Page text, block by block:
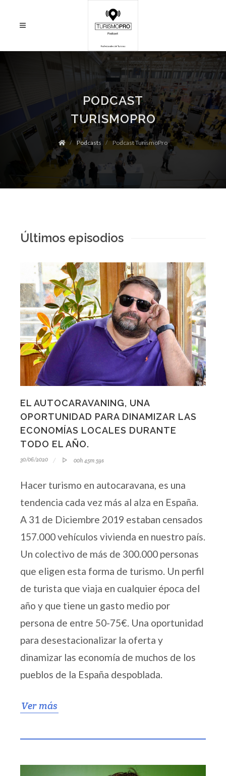
PODCAST
TURISMOPRO
Podcasts Podcast TurismoPro
Últimos episodios
EL AUTOCARAVANING, UNA
OPORTUNIDAD PARA DINAMIZAR LAS
ECONOMÍAS LOCALES DURANTE
TODO EL AÑO.
30/06/2020 00h 45m 59s
Hacer turismo en autocaravana, es una
tendencia cada vez más al alza en España.
A 31 de Diciembre 2019 estaban censados
157.000 vehículos vivienda en nuestro país.
Un colectivo de más de 300.000 personas
que eligen esta forma de turismo. Un perfil
de turista que viaja en cualquier época del
año y que tiene un gasto medio por
persona de entre 50-75€. Una oportunidad
para desestacionalizar la oferta y
dinamizar las economía de muchos de los
pueblos de la España despoblada.
Ver más